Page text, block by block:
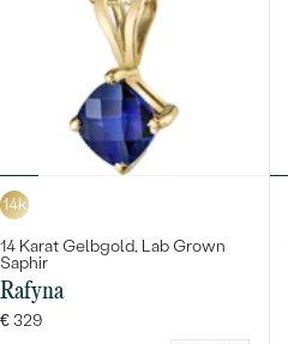
14k
14 Karat Gelbgold, Lab Grown
Saphir
Rafyna
€ 329